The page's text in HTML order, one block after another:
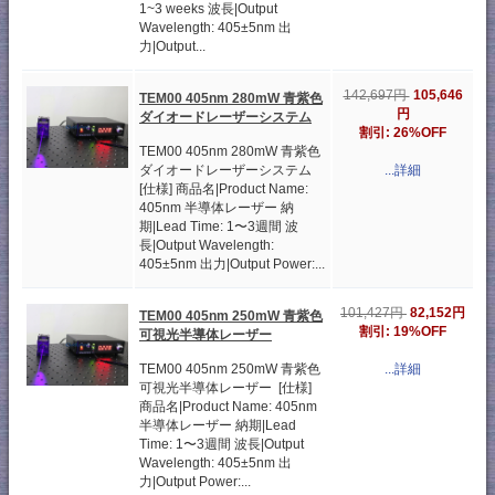
1~3 weeks 波長|Output
Wavelength: 405±5nm 出
力|Output...
TEM00 405nm 280mW 青紫色
ダイオードレーザーシステム
TEM00 405nm 280mW 青紫色
ダイオードレーザーシステム
[仕様] 商品名|Product Name:
405nm 半導体レーザー 納
期|Lead Time: 1〜3週間 波
長|Output Wavelength:
405±5nm 出力|Output Power:...
142,697円 105,646
円
割引: 26%OFF
...詳細
TEM00 405nm 250mW 青紫色
可視光半導体レーザー
TEM00 405nm 250mW 青紫色
可視光半導体レーザー [仕様]
商品名|Product Name: 405nm
半導体レーザー 納期|Lead
Time: 1〜3週間 波長|Output
Wavelength: 405±5nm 出
力|Output Power:...
101,427円 82,152円
割引: 19%OFF
...詳細